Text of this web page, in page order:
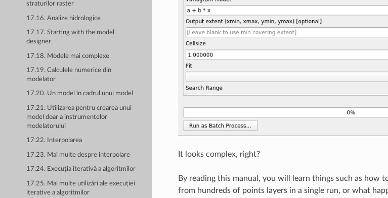
straturilor raster
17.16. Analize hidrologice
17.17. Starting with the model
designer
17.18. Modele mai complexe
17.19. Calculele numerice din
modelator
17.20. Un model în cadrul unui model
17.21. Utilizarea pentru crearea unui
model doar a instrumentelor
modelatorului
17.22. Interpolarea
17.23. Mai multe despre interpolare
17.24. Execuția iterativă a algoritmilor
17.25. Mai multe utilizări ale execuției
iterative a algoritmilor
It looks complex, right?
By reading this manual, you will learn things such as
from hundreds of points layers in a single run, or what